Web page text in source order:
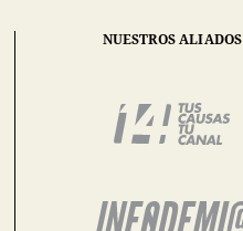
NUESTROS ALIADOS